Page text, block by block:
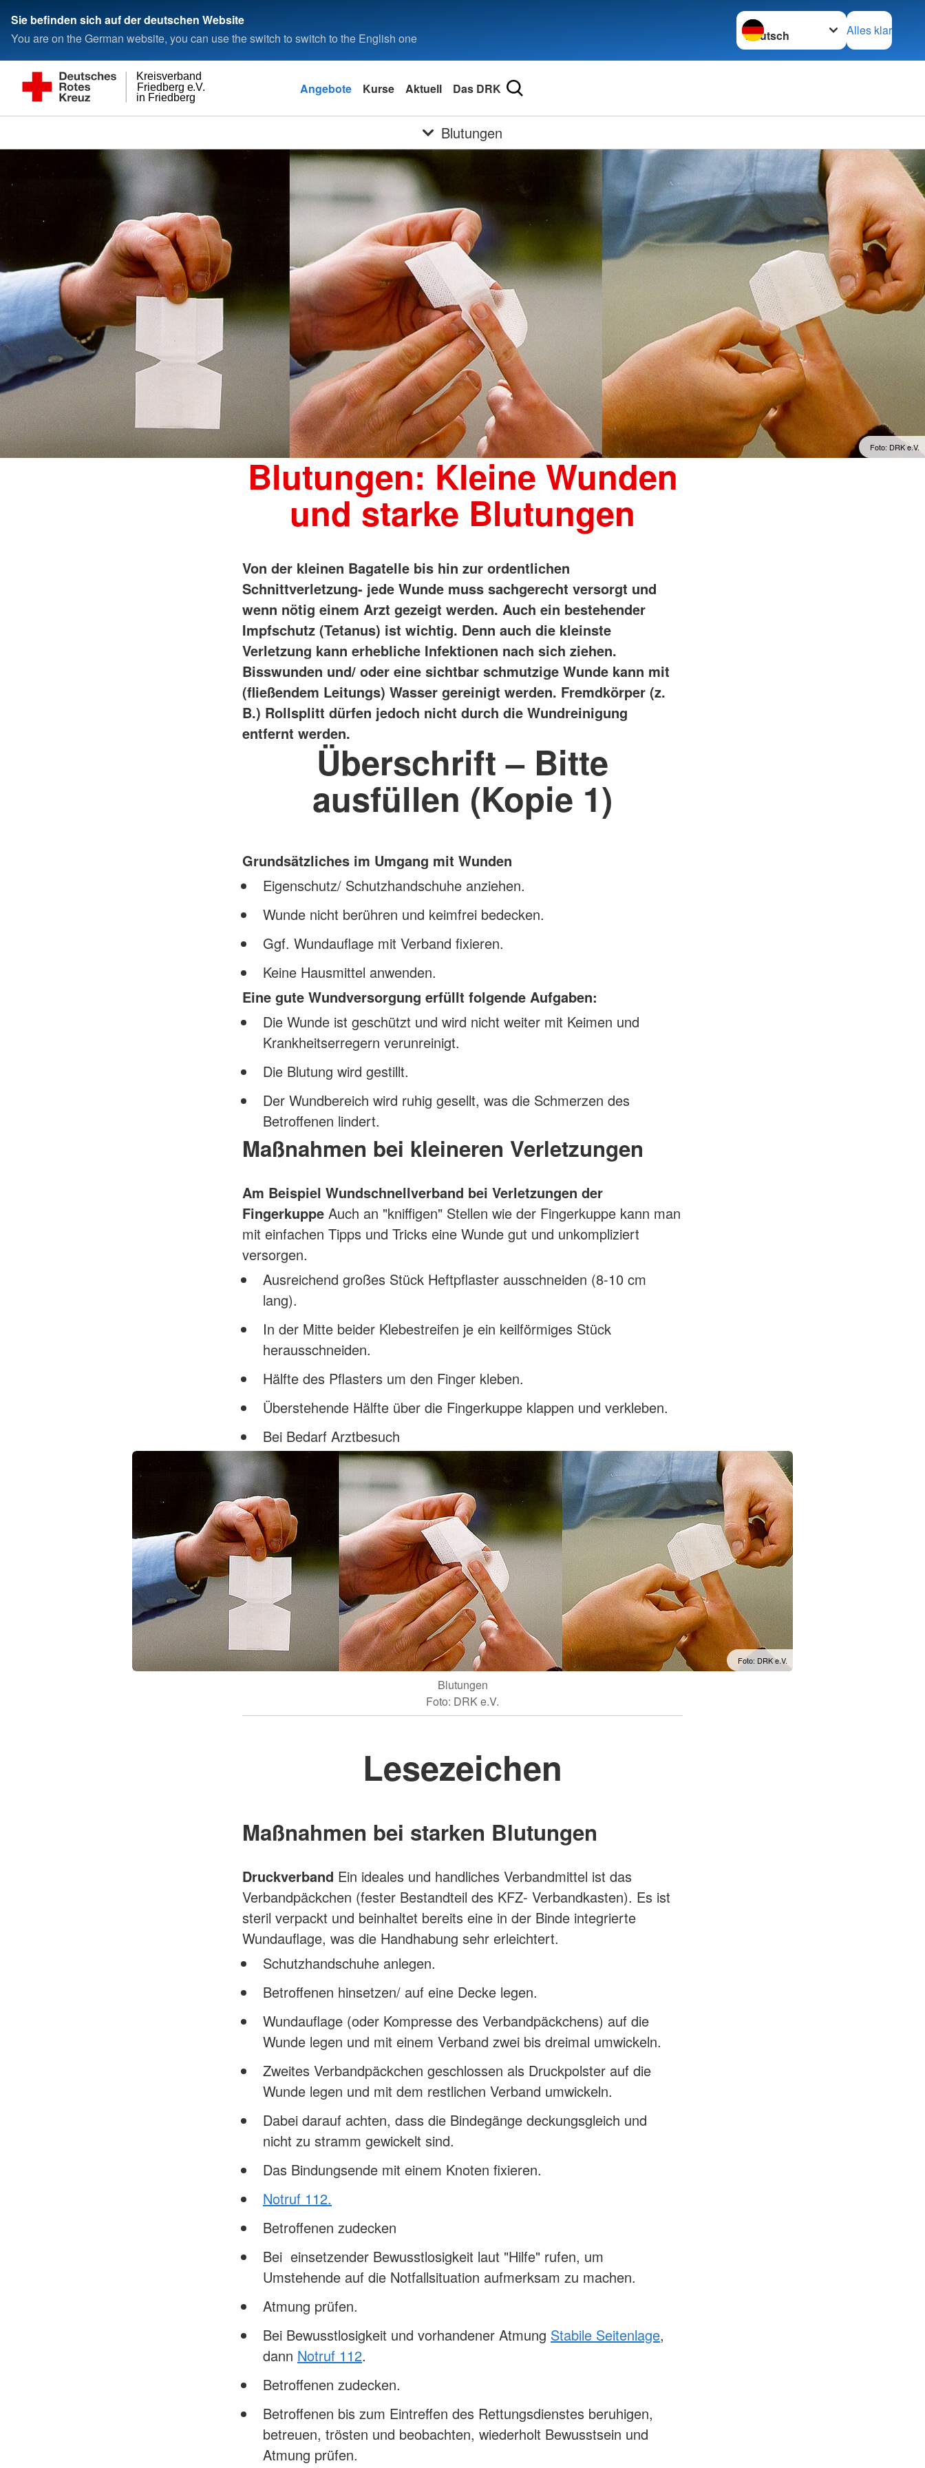
Sie befinden sich auf der deutschen Website
You are on the German website, you can use the switch to switch to the English one
Sprache wechseln zu
Alles klar
in Friedberg
Friedberg e.V.
Kreisverband
Angebote Kurse Aktuell Das DRK
Blutungen
Foto: DRK e.V.
Blutungen: Kleine Wunden
und starke Blutungen
Von der kleinen Bagatelle bis hin zur ordentlichen
Schnittverletzung- jede Wunde muss sachgerecht versorgt und
wenn nötig einem Arzt gezeigt werden. Auch ein bestehender
Impfschutz (Tetanus) ist wichtig. Denn auch die kleinste
Verletzung kann erhebliche Infektionen nach sich ziehen.
Bisswunden und/ oder eine sichtbar schmutzige Wunde kann mit
(fließendem Leitungs) Wasser gereinigt werden. Fremdkörper (z.
B.) Rollsplitt dürfen jedoch nicht durch die Wundreinigung
entfernt werden.
Überschrift – Bitte
ausfüllen (Kopie 1)
Foto: DRK e.V.
Blutungen
Foto: DRK e.V.
Grundsätzliches im Umgang mit Wunden
Eigenschutz/ Schutzhandschuhe anziehen.
Wunde nicht berühren und keimfrei bedecken.
Ggf. Wundauflage mit Verband fixieren.
Keine Hausmittel anwenden.
Eine gute Wundversorgung erfüllt folgende Aufgaben:
Die Wunde ist geschützt und wird nicht weiter mit Keimen und
Krankheitserregern verunreinigt.
Die Blutung wird gestillt.
Der Wundbereich wird ruhig gesellt, was die Schmerzen des
Betroffenen lindert.
Maßnahmen bei kleineren Verletzungen
Am Beispiel Wundschnellverband bei Verletzungen der
Fingerkuppe Auch an "kniffigen" Stellen wie der Fingerkuppe kann man
mit einfachen Tipps und Tricks eine Wunde gut und unkompliziert
versorgen.
Ausreichend großes Stück Heftpflaster ausschneiden (8-10 cm
lang).
In der Mitte beider Klebestreifen je ein keilförmiges Stück
herausschneiden.
Hälfte des Pflasters um den Finger kleben.
Überstehende Hälfte über die Fingerkuppe klappen und verkleben.
Bei Bedarf Arztbesuch
Lesezeichen
Maßnahmen bei starken Blutungen
Druckverband Ein ideales und handliches Verbandmittel ist das
Verbandpäckchen (fester Bestandteil des KFZ- Verbandkasten). Es ist
steril verpackt und beinhaltet bereits eine in der Binde integrierte
Wundauflage, was die Handhabung sehr erleichtert.
Schutzhandschuhe anlegen.
Betroffenen hinsetzen/ auf eine Decke legen.
Wundauflage (oder Kompresse des Verbandpäckchens) auf die
Wunde legen und mit einem Verband zwei bis dreimal umwickeln.
Zweites Verbandpäckchen geschlossen als Druckpolster auf die
Wunde legen und mit dem restlichen Verband umwickeln.
Dabei darauf achten, dass die Bindegänge deckungsgleich und
nicht zu stramm gewickelt sind.
Das Bindungsende mit einem Knoten fixieren.
Notruf 112.
Betroffenen zudecken
Bei einsetzender Bewusstlosigkeit laut "Hilfe" rufen, um
Umstehende auf die Notfallsituation aufmerksam zu machen.
Atmung prüfen.
Bei Bewusstlosigkeit und vorhandener Atmung Stabile Seitenlage,
dann Notruf 112.
Betroffenen zudecken.
Betroffenen bis zum Eintreffen des Rettungsdienstes beruhigen,
betreuen, trösten und beobachten, wiederholt Bewusstsein und
Atmung prüfen.